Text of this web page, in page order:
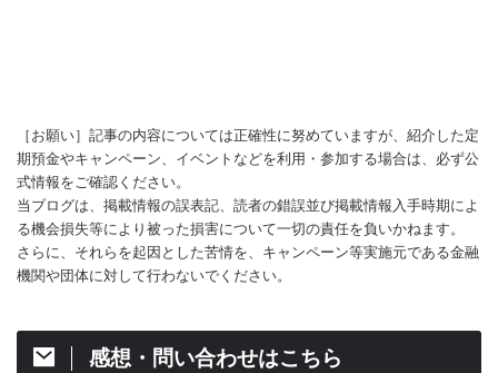
［お願い］記事の内容については正確性に努めていますが、紹介した定
期預金やキャンペーン、イベントなどを利用・参加する場合は、必ず公
式情報をご確認ください。
当ブログは、掲載情報の誤表記、読者の錯誤並び掲載情報入手時期によ
る機会損失等により被った損害について一切の責任を負いかねます。
さらに、それらを起因とした苦情を、キャンペーン等実施元である金融
機関や団体に対して行わないでください。
感想・問い合わせはこちら